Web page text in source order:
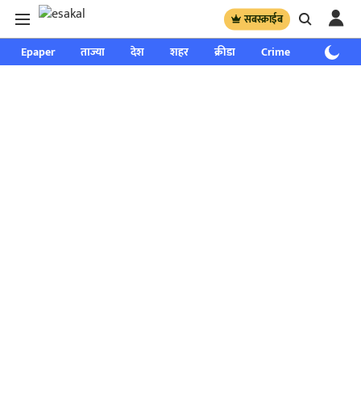
सबस्क्राईब
Epaper ताज्या देश शहर क्रीडा Crime साप्ताहिक